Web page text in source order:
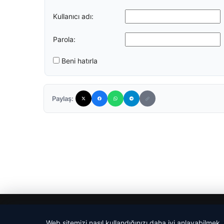
Kullanıcı adı:
Parola:
Beni hatırla
Paylaş: